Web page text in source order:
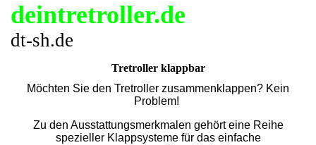
deintretroller.de
dt-sh.de
Tretroller klappbar
Möchten Sie den Tretroller zusammenklappen? Kein
Problem!
Zu den Ausstattungsmerkmalen gehört eine Reihe
spezieller Klappsysteme für das einfache